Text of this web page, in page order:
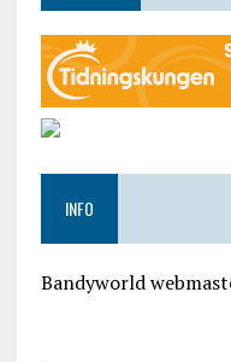
INFO
Bandyworld